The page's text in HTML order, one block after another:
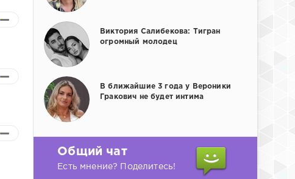
Виктория Салибекова: Тигран
огромный молодец
В ближайшие 3 года у Вероники
Гракович не будет интима
Общий чат
Есть мнение? Поделитесь!